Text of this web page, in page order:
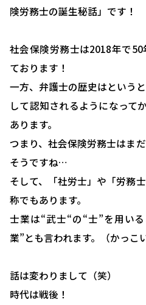
険労務士の誕生秘話」です！
社会保険労務士は2018年で
ております！
一方、弁護士の歴史はという
して認知されるようになって
あります。
つまり、社会保険労務士はま
そうですね…
そして、「社労士」や「労務
称でもあります。
士業は“武士“の“士”を用い
業”とも言われます。（かっこ
話は変わりまして（笑）
時代は戦後！